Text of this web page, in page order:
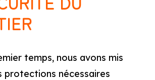
temps, nous avons mis
protections nécessaires